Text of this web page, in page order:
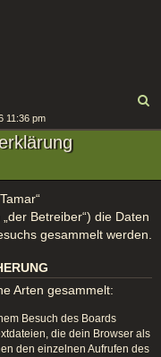
11:36 pm
Betreiber“) die Daten
gesammelt werden.
Arten gesammelt:
Besuch des Boards
die dein Browser als
den einzelnen Aufrufen des